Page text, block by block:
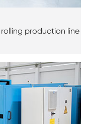
production line